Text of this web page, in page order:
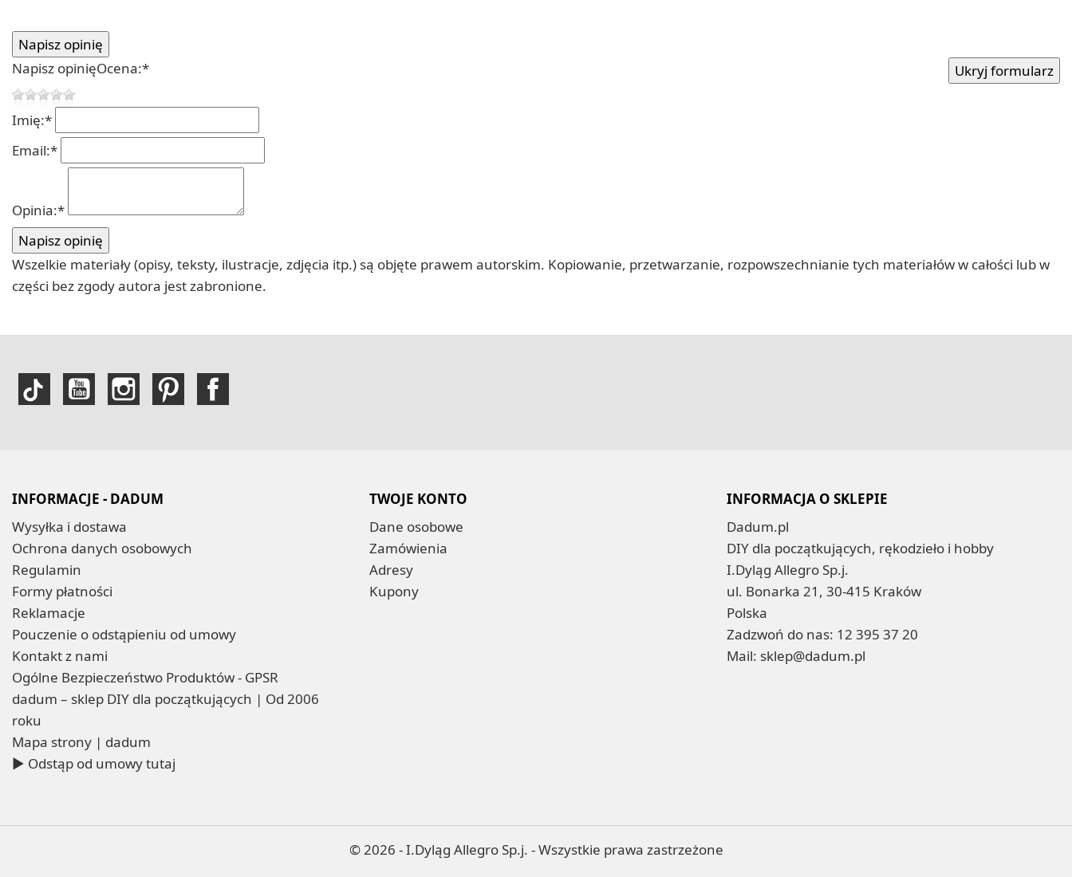
Napisz opinięOcena:*
Imię:*
Email:*
Opinia:*
Wszelkie materiały (opisy, teksty, ilustracje, zdjęcia itp.) są objęte prawem autorskim. Kopiowanie, przetwarzanie, rozpowszechnianie tych materiałów w całości lub w
części bez zgody autora jest zabronione.
INFORMACJE - DADUM
Wysyłka i dostawa
Ochrona danych osobowych
Regulamin
Formy płatności
Reklamacje
Pouczenie o odstąpieniu od umowy
Kontakt z nami
Ogólne Bezpieczeństwo Produktów - GPSR
dadum – sklep DIY dla początkujących | Od 2006
roku
Mapa strony | dadum
▶ Odstąp od umowy tutaj
TWOJE KONTO
Dane osobowe
Zamówienia
Adresy
Kupony
INFORMACJA O SKLEPIE
Dadum.pl
DIY dla początkujących, rękodzieło i hobby
I.Dyląg Allegro Sp.j.
ul. Bonarka 21, 30-415 Kraków
Polska
Zadzwoń do nas: 12 395 37 20
Mail: sklep@dadum.pl
© 2026 - I.Dyląg Allegro Sp.j. - Wszystkie prawa zastrzeżone